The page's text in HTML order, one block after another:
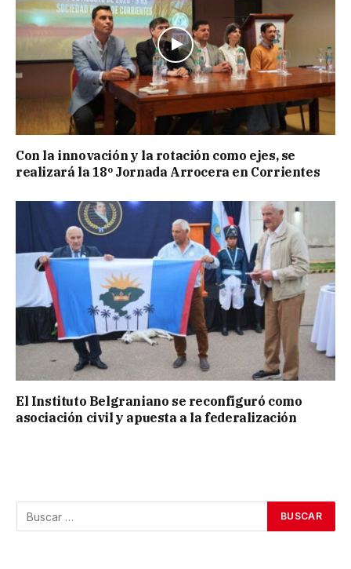
Con la innovación y la rotación como ejes, se
realizará la 18º Jornada Arrocera en Corrientes
El Instituto Belgraniano se reconfiguró como
asociación civil y apuesta a la federalización